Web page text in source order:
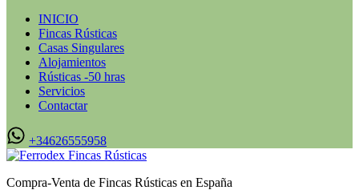
INICIO
Fincas Rústicas
Casas Singulares
Alojamientos
Rústicas -50 hras
Servicios
Contactar
+34626555958
Compra-Venta de Fincas Rústicas en España